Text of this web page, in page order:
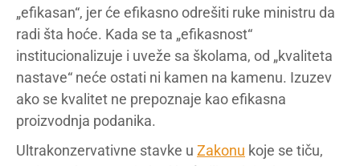
„efikasan“, jer će efikasno odrešiti ruke ministru da
radi šta hoće. Kada se ta „efikasnost“
institucionalizuje i uveže sa školama, od „kvaliteta
nastave“ neće ostati ni kamen na kamenu. Izuzev
ako se kvalitet ne prepoznaje kao efikasna
proizvodnja podanika.
Ultrakonzervativne stavke u Zakonu koje se tiču,